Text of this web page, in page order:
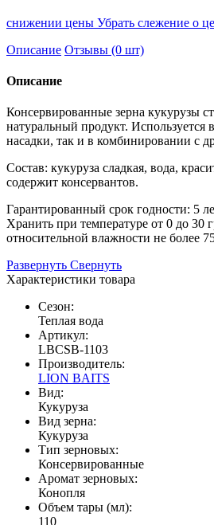
снижении цены Убрать слежение о
Описание Отзывы (0 шт)
Описание
Консервированные зерна кукурузы
натуральный продукт. Используется
насадки, так и в комбинировании с
Состав: кукуруза сладкая, вода,
содержит консервантов.
Гарантированный срок годности: 5
Хранить при температуре от 0 до 30
относительной влажности не более
Развернуть Свернуть
Характеристики товара
Сезон:
Теплая вода
Артикул:
LBCSB-1103
Производитель:
LION BAITS
Вид:
Кукуруза
Вид зерна:
Кукуруза
Тип зерновых:
Консервированные
Аромат зерновых:
Конопля
Объем тары (мл):
110